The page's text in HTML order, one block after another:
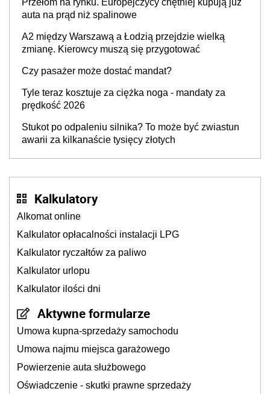
Przełom na rynku. Europejczycy chętniej kupują już
auta na prąd niż spalinowe
A2 między Warszawą a Łodzią przejdzie wielką
zmianę. Kierowcy muszą się przygotować
Czy pasażer może dostać mandat?
Tyle teraz kosztuje za ciężka noga - mandaty za
prędkość 2026
Stukot po odpaleniu silnika? To może być zwiastun
awarii za kilkanaście tysięcy złotych
Kalkulatory
Alkomat online
Kalkulator opłacalności instalacji LPG
Kalkulator ryczałtów za paliwo
Kalkulator urlopu
Kalkulator ilości dni
Aktywne formularze
Umowa kupna-sprzedaży samochodu
Umowa najmu miejsca garażowego
Powierzenie auta służbowego
Oświadczenie - skutki prawne sprzedaży